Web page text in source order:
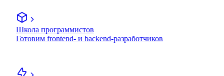
Школа программистов
Готовим frontend- и backend-разработчиков